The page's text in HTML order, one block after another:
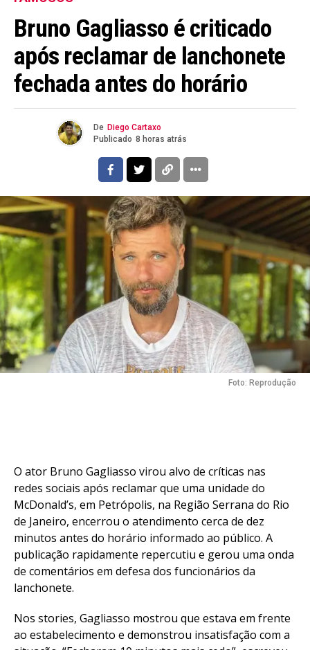
Bruno Gagliasso é criticado
após reclamar de lanchonete
fechada antes do horário
De Diego Cartaxo
Publicado 8 horas atrás
Foto: Reprodução
O ator Bruno Gagliasso virou alvo de críticas nas
redes sociais após reclamar que uma unidade do
McDonald’s, em Petrópolis, na Região Serrana do Rio
de Janeiro, encerrou o atendimento cerca de dez
minutos antes do horário informado ao público. A
publicação rapidamente repercutiu e gerou uma onda
de comentários em defesa dos funcionários da
lanchonete.
Nos stories, Gagliasso mostrou que estava em frente
ao estabelecimento e demonstrou insatisfação com a